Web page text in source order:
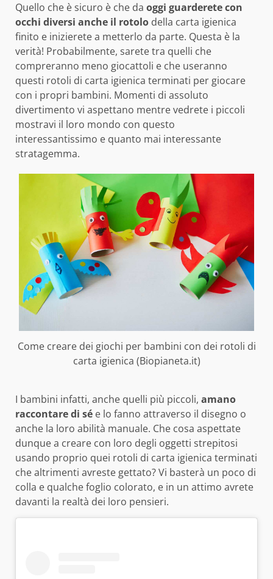
Quello che è sicuro è che da oggi guarderete con
occhi diversi anche il rotolo della carta igienica
finito e inizierete a metterlo da parte. Questa è la
verità! Probabilmente, sarete tra quelli che
compreranno meno giocattoli e che useranno
questi rotoli di carta igienica terminati per giocare
con i propri bambini. Momenti di assoluto
divertimento vi aspettano mentre vedrete i piccoli
mostravi il loro mondo con questo
interessantissimo e quanto mai interessante
stratagemma.
Come creare dei giochi per bambini con dei rotoli di
carta igienica (Biopianeta.it)
I bambini infatti, anche quelli più piccoli, amano
raccontare di sé e lo fanno attraverso il disegno o
anche la loro abilità manuale. Che cosa aspettate
dunque a creare con loro degli oggetti strepitosi
usando proprio quei rotoli di carta igienica terminati
che altrimenti avreste gettato? Vi basterà un poco di
colla e qualche foglio colorato, e in un attimo avrete
davanti la realtà dei loro pensieri.